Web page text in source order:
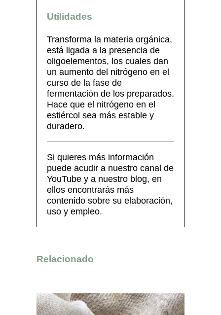
Utilidades
Transforma la materia orgánica,
está ligada a la presencia de
oligoelementos, los cuales dan
un aumento del nitrógeno en el
curso de la fase de
fermentación de los preparados.
Hace que el nitrógeno en el
estiércol sea más estable y
duradero.
Si quieres más información
puede acudir a nuestro canal de
YouTube y a nuestro blog, en
ellos encontrarás más
contenido sobre su elaboración,
uso y empleo.
Relacionado